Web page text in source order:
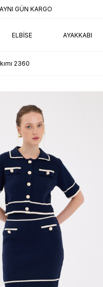
AYNI GÜN KARGO
ELBISE AYAKKABI
2360